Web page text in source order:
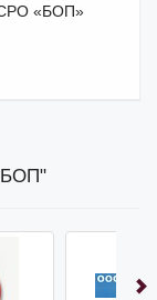
СРО «БОП»